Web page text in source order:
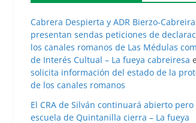
Cabrera Despierta y ADR Bierzo-Cabreira
presentan sendas peticiones de
los canales romanos de Las Médulas
de Interés Cultual – La fueya cabreiresa
solicita información del estado de la
de los canales romanos
El CRA de Silván continuará abierto pero
escuela de Quintanilla cierra – La fueya